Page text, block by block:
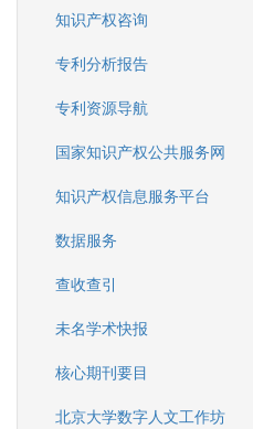
知识产权咨询
专利分析报告
专利资源导航
国家知识产权公共服务网
知识产权信息服务平台
数据服务
查收查引
未名学术快报
核心期刊要目
北京大学数字人文工作坊